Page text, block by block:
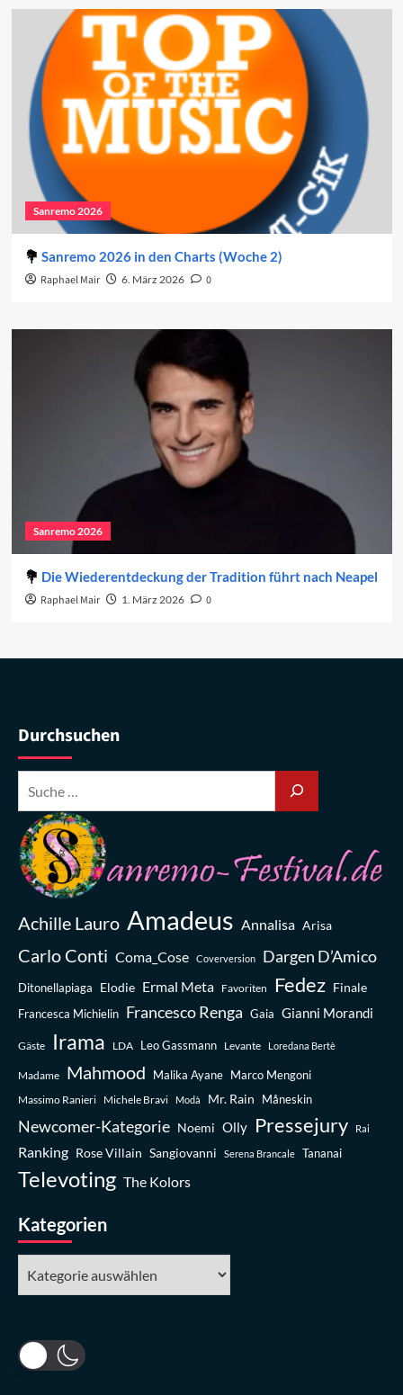
Sanremo 2026
Sanremo 2026 in den Charts (Woche 2)
Raphael Mair 6. März 2026 0
Sanremo 2026
Die Wiederentdeckung der Tradition führt nach Neapel
Raphael Mair 1. März 2026 0
Durchsuchen
Achille Lauro Amadeus Annalisa Arisa
Carlo Conti Coma_Cose Coverversion Dargen D’Amico
Ditonellapiaga Elodie Ermal Meta Favoriten Fedez Finale
Francesca Michielin Francesco Renga Gaia Gianni Morandi
Gäste Irama LDA Leo Gassmann Levante Loredana Bertè
Madame Mahmood Malika Ayane
Marco Mengoni
Massimo Ranieri Michele Bravi Modà Mr. Rain Måneskin
Newcomer-Kategorie Noemi Olly Pressejury Rai
Ranking Rose Villain Sangiovanni Serena Brancale Tananai
Televoting The Kolors
Kategorien